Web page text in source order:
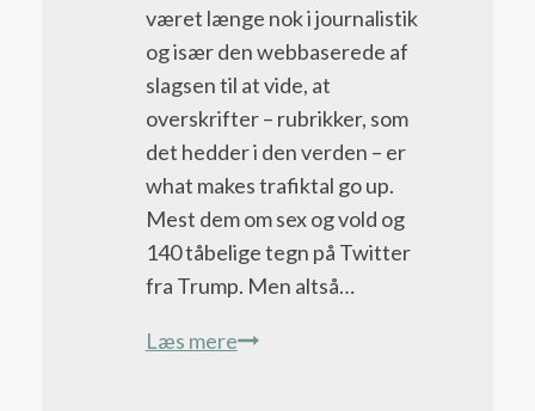
været længe nok i journalistik
og især den webbaserede af
slagsen til at vide, at
overskrifter – rubrikker, som
det hedder i den verden – er
what makes trafiktal go up.
Mest dem om sex og vold og
140 tåbelige tegn på Twitter
fra Trump. Men altså…
Læs mereDag